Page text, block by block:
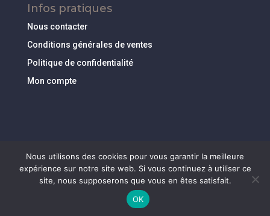
Infos pratiques
Nous contacter
Conditions générales de ventes
Politique de confidentialité
Mon compte
Création Idée Ad Mentions Légales
de confidentialité
Nous utilisons des cookies pour vous garantir la meilleure
expérience sur notre site web. Si vous continuez à utiliser ce
site, nous supposerons que vous en êtes satisfait.
OK